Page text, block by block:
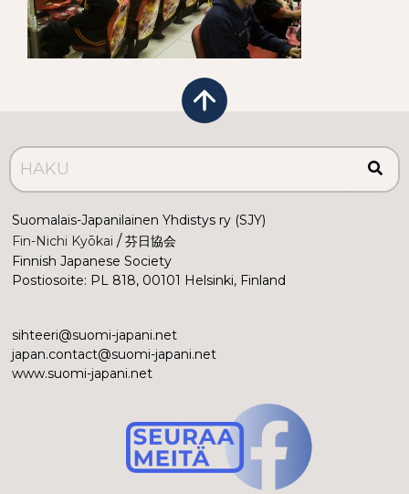
Suomalais-Japanilainen Yhdistys ry (SJY)
Fin-Nichi Kyōkai / 芬日協会
Finnish Japanese Society
Postiosoite: PL 818, 00101 Helsinki, Finland
sihteeri@suomi-japani.net
japan.contact@suomi-japani.net
www.suomi-japani.net